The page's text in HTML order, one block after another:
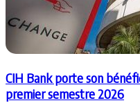
CIH Bank porte son
premier semestre 2026